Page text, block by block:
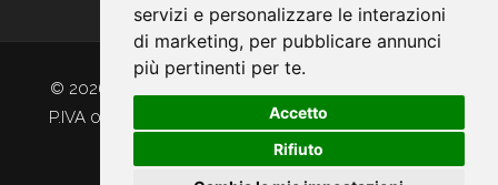
servizi e personalizzare le interazioni
di marketing, per pubblicare annunci
più pertinenti per te.
Accetto
Rifiuto
© 2026 Arti Grafiche Reggiani srl. Tutti i diritti riservati.
P.IVA 00521201202 -
Privacy & Coookie